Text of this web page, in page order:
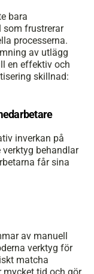
bara
som frustrerar
processerna.
av utlägg
en effektiv och
skillnad:
inverkan på
behandlar
får sina
av manuell
verktyg för
matcha